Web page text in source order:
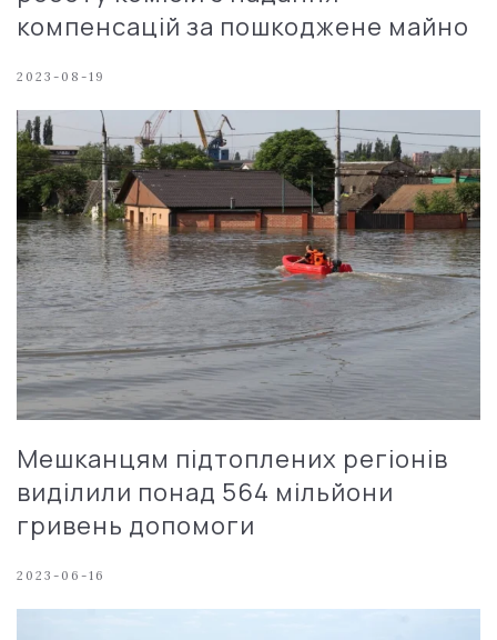
компенсацій за пошкоджене майно
2023-08-19
Мешканцям підтоплених регіонів
виділили понад 564 мільйони
гривень допомоги
2023-06-16